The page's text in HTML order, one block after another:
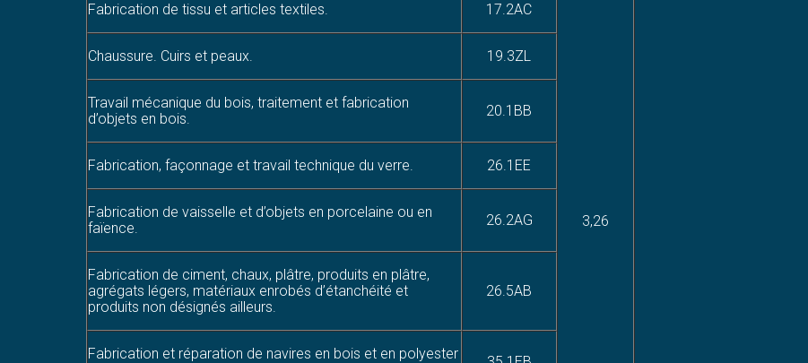
3,26
Fabrication de tissu et articles textiles. 17.2AC
Chaussure. Cuirs et peaux. 19.3ZL
Travail mécanique du bois, traitement et fabrication
d’objets en bois.
20.1BB
Fabrication, façonnage et travail technique du verre. 26.1EE
Fabrication de vaisselle et d’objets en porcelaine ou en
faïence.
26.2AG
Fabrication de ciment, chaux, plâtre, produits en plâtre,
agrégats légers, matériaux enrobés d’étanchéité et
produits non désignés ailleurs.
26.5AB
Fabrication et réparation de navires en bois et en polyester